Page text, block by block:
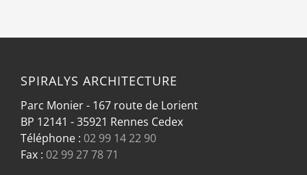
SPIRALYS ARCHITECTURE
Parc Monier - 167 route de Lorient
BP 12141 - 35921 Rennes Cedex
Téléphone : 02 99 14 22 90
Fax : 02 99 27 78 71